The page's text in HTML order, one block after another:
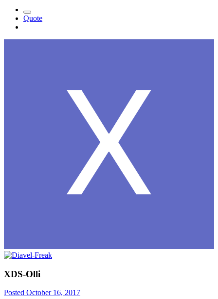
Quote
XDS-Olli
Posted October 16, 2017